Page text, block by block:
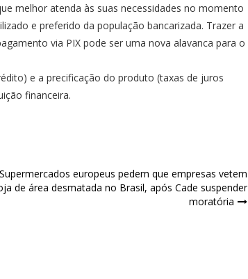
melhor atenda às suas necessidades no momento
e preferido da população bancarizada. Trazer a
via PIX pode ser uma nova alavanca para o
e a precificação do produto (taxas de juros
financeira.
Supermercados europeus pedem que empresas vetem
de área desmatada no Brasil, após Cade suspender
moratória